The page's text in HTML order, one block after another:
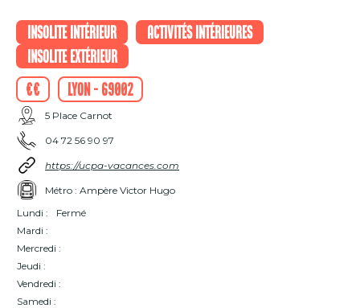
Insolite intérieur
Activités intérieures
Insolite extérieur
€€
Lyon - 69002
5 Place Carnot
04 72 56 90 97
https://ucpa-vacances.com
Métro : Ampère Victor Hugo
Lundi :
Fermé
Mardi :
Mercredi :
Jeudi :
Vendredi :
Samedi :